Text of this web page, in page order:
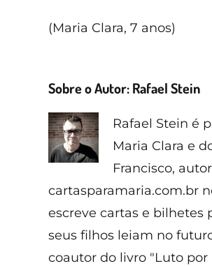
(Maria Clara, 7 anos)
Sobre o Autor:Rafael Stein
Rafael Stein é
Maria Clara e
Francisco,
cartasparamaria.com.br
escreve cartas e bilhetes
seus filhos leiam no
coautor do livro "Luto por